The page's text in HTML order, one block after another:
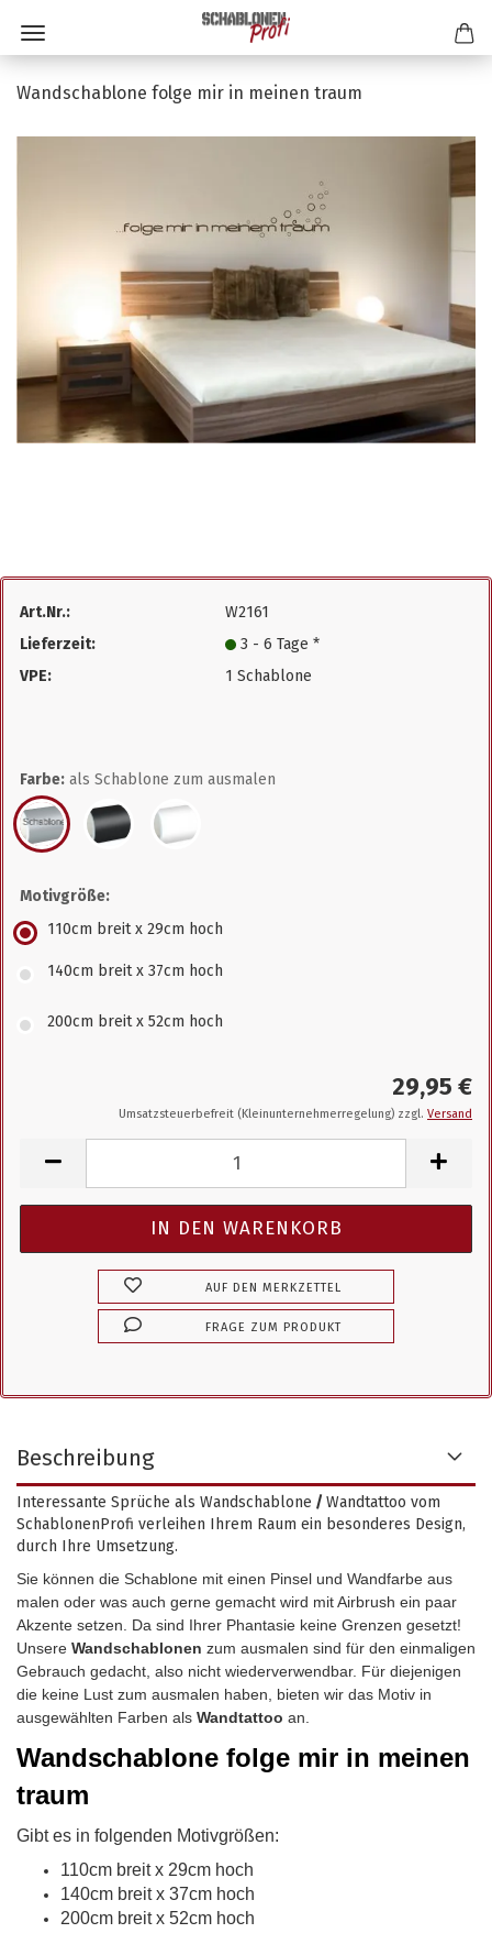
Wandschablone folge mir in meinen traum
Art.Nr.:
W2161
Lieferzeit:
3 - 6 Tage *
VPE:
1 Schablone
Farbe: als Schablone zum ausmalen
Motivgröße:
110cm breit x 29cm hoch
140cm breit x 37cm hoch
200cm breit x 52cm hoch
29,95 €
Umsatzsteuerbefreit (Kleinunternehmerregelung) zzgl. Versand
AUF DEN MERKZETTEL
FRAGE ZUM PRODUKT
Beschreibung
Interessante Sprüche als Wandschablone / Wandtattoo vom
SchablonenProfi verleihen Ihrem Raum ein besonderes Design,
durch Ihre Umsetzung.
Sie können die Schablone mit einen Pinsel und Wandfarbe aus
malen oder was auch gerne gemacht wird mit Airbrush ein paar
Akzente setzen. Da sind Ihrer Phantasie keine Grenzen gesetzt!
Unsere Wandschablonen zum ausmalen sind für den einmaligen
Gebrauch gedacht, also nicht wiederverwendbar. Für diejenigen
die keine Lust zum ausmalen haben, bieten wir das Motiv in
ausgewählten Farben als Wandtattoo an.
Wandschablone folge mir in meinen
traum
Gibt es in folgenden Motivgrößen:
110cm breit x 29cm hoch
140cm breit x 37cm hoch
200cm breit x 52cm hoch